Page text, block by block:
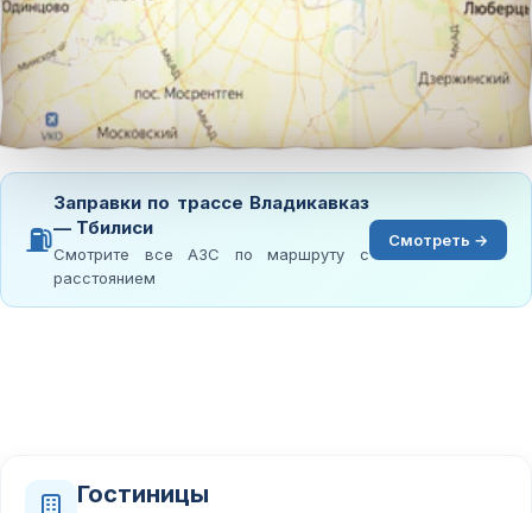
⛽
Заправки по трассе Владикавказ
— Тбилиси
Смотрите все АЗС по маршруту с
расстоянием
Смотреть →
Гостиницы